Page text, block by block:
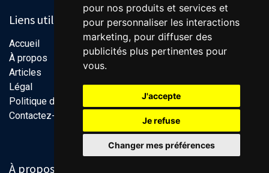
pour nos produits et services et
pour personnaliser les interactions
marketing, pour diffuser des
publicités plus pertinentes pour
vous.
J'accepte
Je refuse
Changer mes préférences
Liens utiles
Accueil
À propos
Articles
Légal
Politique de confidentialité
Contactez-nous
À propos